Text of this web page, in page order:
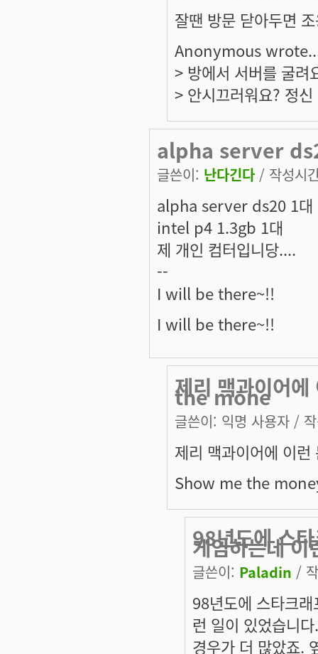
잘땐 방문 닫아두면
Anonymous
> 방에서 서버를 굴려
> 안시끄러워요? 정
alpha server
글쓴이: 난다긴다 / 작성시
alpha server ds20 1대
intel p4 1.3gb 1대
제 개인 컴터입니당....
--
I will be there~!!
I will be there~!!
제리 맥과이어
the mone
글쓴이: 익명 사용자 /
제리 맥과이어에 이런
Show me the
98년도에 스
게임하는데 이
글쓴이: Paladin /
98년도에 스타크
런 일이 있었습니
경우가 더 많았죠.